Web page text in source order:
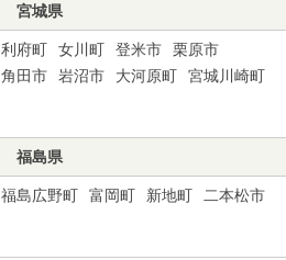
宮城県
利府町 女川町 登米市
栗原市
角田市 岩沼市 大河原町
宮城川崎町
福島県
福島広野町 富岡町 新地町
二本松市